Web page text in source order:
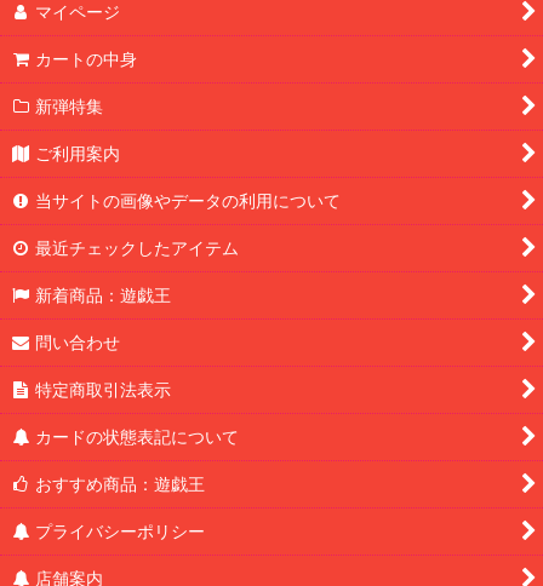
マイページ
カートの中身
新弾特集
ご利用案内
当サイトの画像やデータの利用について
最近チェックしたアイテム
新着商品：遊戯王
問い合わせ
特定商取引法表示
カードの状態表記について
おすすめ商品：遊戯王
プライバシーポリシー
店舗案内